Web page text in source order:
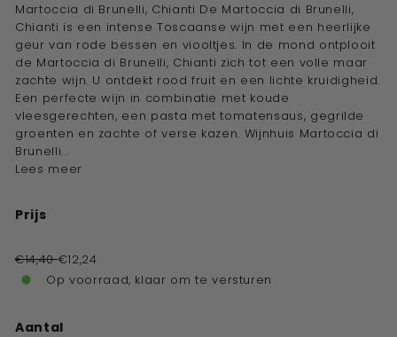
r''
Martoccia di Brunelli, Chianti De Martoccia di Brunelli,
Chianti is een intense Toscaanse wijn met een heerlijke
geur van rode bessen en viooltjes. In de mond ontplooit
de Martoccia di Brunelli, Chianti zich tot een volle maar
zachte wijn. U ontdekt rood fruit en een lichte kruidigheid.
Een perfecte wijn in combinatie met koude
vleesgerechten, een pasta met tomatensaus, gegrilde
groenten en zachte of verse kazen. Wijnhuis Martoccia di
Brunelli...
Lees meer
Prijs
prijs
€14,40€12,24
Op voorraad, klaar om te versturen
Aantal